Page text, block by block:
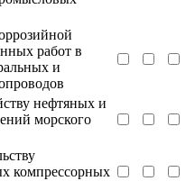
работ в
и
нефтяных и
морского
компрессорных